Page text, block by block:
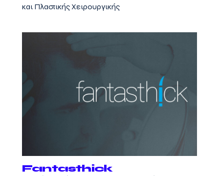
και Πλαστικής Χειρουργικής
Fantasthick